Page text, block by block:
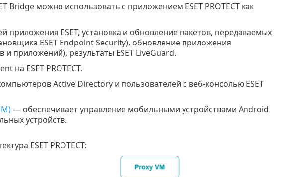
Bridge можно использовать с приложением ESET PROTECT как
приложения ESET, установка и обновление пакетов, передаваемых
ESET Endpoint Security), обновление приложения
приложений), результаты ESET LiveGuard.
на ESET PROTECT.
Active Directory и пользователей с веб-консолью ESET
— обеспечивает управление мобильными устройствами Android
устройств.
ESET PROTECT: